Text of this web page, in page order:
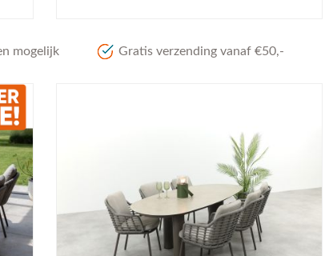
mogelijk Gratis verzending vanaf €50,-